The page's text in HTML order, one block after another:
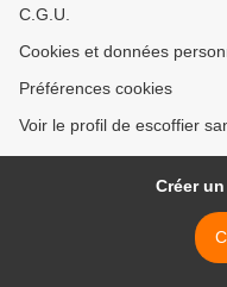
C.G.U.
Cookies et données
Préférences cookies
Voir le profil de escoffier
Créer